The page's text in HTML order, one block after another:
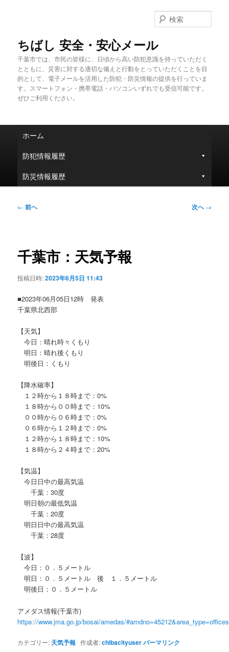
ちばし 安全・安心メール
千葉市では、市民の皆様に、日頃から高い防犯意識を持っていただく
とともに、災害に対する適切な備えと行動をとっていただくことを目
的として、電子メールを活用した防犯・防災情報の提供を行っていま
す。スマートフォン・携帯電話・パソコンいずれでも受信可能です。
ぜひご利用ください。
索
ュ
ホーム
防犯情報履歴
防災情報履歴
投
ゲ
ー
ョ
← 前へ 次へ→
千葉市：天気予報
投稿日時:2023年6月5日 11:43
■2023年06月05日12時 発表
千葉県北西部
【天気】
今日：晴れ時々くもり
明日：晴れ後くもり
明後日：くもり
【降水確率】
１２時から１８時まで：0%
１８時から００時まで：10%
００時から０６時まで：0%
０６時から１２時まで：0%
１２時から１８時まで：10%
１８時から２４時まで：20%
【気温】
今日日中の最高気温
千葉：30度
明日朝の最低気温
千葉：20度
明日日中の最高気温
千葉：28度
【波】
今日：０．５メートル
明日：０．５メートル 後 １．５メートル
明後日：０．５メートル
アメダス情報(千葉市)
https://www.jma.go.jp/bosai/amedas/
カテゴリー: 天気予報 作成者:chibacityuserパーマリンク